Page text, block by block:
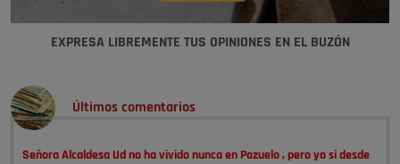
EXPRESA LIBREMENTE TUS OPINIONES EN EL BUZÓN
Últimos comentarios
Señora Alcaldesa Ud no ha vivido nunca en Pozuelo , pero yo si desde